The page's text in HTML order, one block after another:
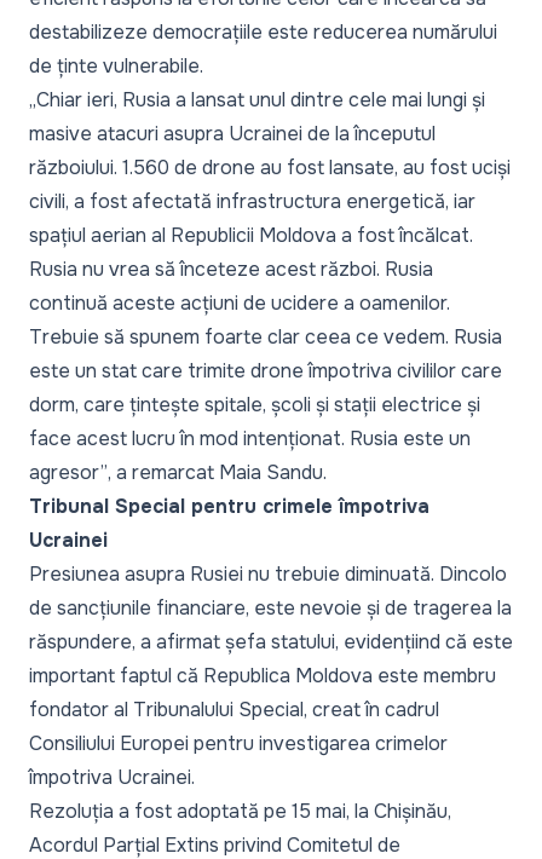
destabilizeze democrațiile este reducerea numărului
de ținte vulnerabile.
„Chiar ieri, Rusia a lansat unul dintre cele mai lungi și
masive atacuri asupra Ucrainei de la începutul
războiului. 1.560 de drone au fost lansate, au fost uciși
civili, a fost afectată infrastructura energetică, iar
spațiul aerian al Republicii Moldova a fost încălcat.
Rusia nu vrea să înceteze acest război. Rusia
continuă aceste acțiuni de ucidere a oamenilor.
Trebuie să spunem foarte clar ceea ce vedem. Rusia
este un stat care trimite drone împotriva civililor care
dorm, care țintește spitale, școli și stații electrice și
face acest lucru în mod intenționat. Rusia este un
agresor”, a remarcat Maia Sandu.
Tribunal Special pentru crimele împotriva
Ucrainei
Presiunea asupra Rusiei nu trebuie diminuată. Dincolo
de sancțiunile financiare, este nevoie și de tragerea la
răspundere, a afirmat șefa statului, evidențiind că este
important faptul că Republica Moldova este membru
fondator al Tribunalului Special, creat în cadrul
Consiliului Europei pentru investigarea crimelor
împotriva Ucrainei.
Rezoluția a fost adoptată pe 15 mai, la Chișinău,
Acordul Parțial Extins privind Comitetul de